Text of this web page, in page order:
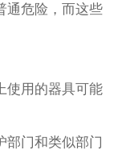
危险，而这些
用的器具可能
门和类似部门